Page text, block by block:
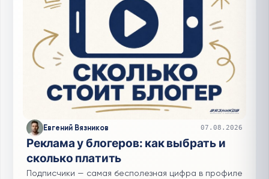
Евгений Вязников 07.08.2026
Реклама у блогеров: как выбрать и
сколько платить
Подписчики — самая бесполезная цифра в профиле